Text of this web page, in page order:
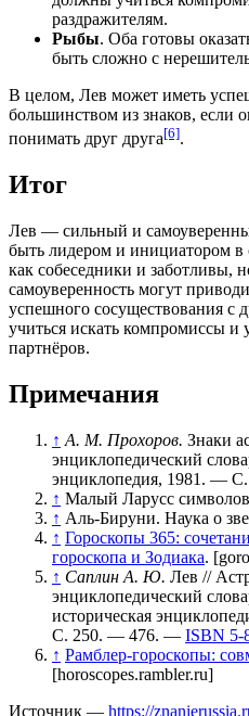
раздражителям.
Рыбы. Оба готовы
быть сложно с
В целом, Лев может иметь
большинством из знаков, если
понимать друг друга[6].
Итог
Лев — сильный и
быть лидером и инициатором
как собеседники и заботливы,
самоуверенность могут
успешного сосуществования
учиться искать компромиссы и
партнёров.
Примечания
↑ А. М. Прохоров. Знаки
энциклопедический
энциклопедия, 1981. —
↑ Малый Ларусс
↑ Аль-Бируни. Наука о
↑ Гороскопы 365:
гороскопа и Зодиака.
↑ Саплин А. Ю. Лев //
энциклопедический
историческая
С. 250. — 476. — ISBN 5-
↑ Рамблер-гороскопы:
[horoscopes.rambler.ru]
Источник — https://